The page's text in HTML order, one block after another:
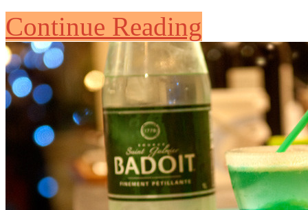
Continue Reading